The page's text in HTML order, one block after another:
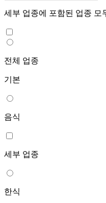
세부 업종에 포함된 업종 모
전체 업종
기본
음식
세부 업종
한식